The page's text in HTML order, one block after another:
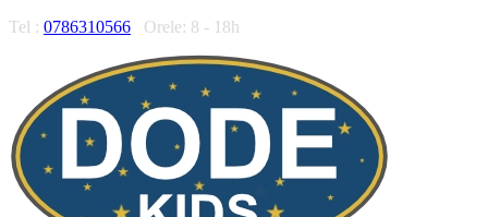
Tel : 0786310566 Orele: 8 - 18h